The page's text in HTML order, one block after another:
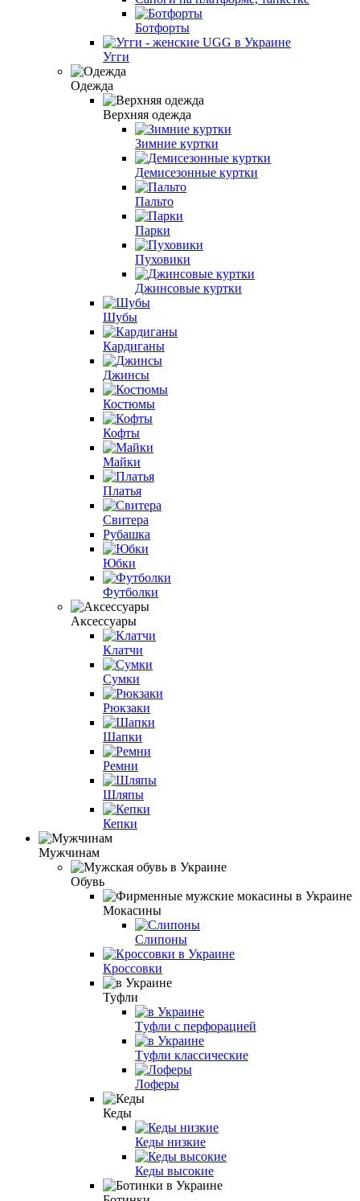
Ботфорты
Угги
Одежда
Верхняя одежда
Зимние куртки
Демисезонные куртки
Пальто
Парки
Пуховики
Джинсовые куртки
Шубы
Кардиганы
Джинсы
Костюмы
Кофты
Майки
Платья
Свитера
Рубашка
Юбки
Футболки
Аксессуары
Клатчи
Сумки
Рюкзаки
Шапки
Ремни
Шляпы
Кепки
Мужчинам
Обувь
Мокасины
Слипоны
Кроссовки
Туфли
Tуфли с перфорацией
Tуфли классические
Лоферы
Кеды
Кеды низкие
Кеды высокие